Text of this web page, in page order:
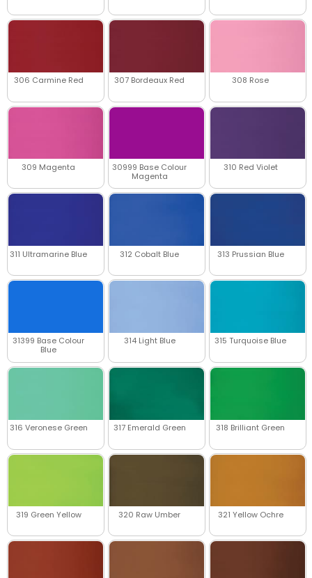
306 Carmine Red 307 Bordeaux Red 308 Rose
309 Magenta
30999 Base Colour
Magenta
310 Red Violet
311 Ultramarine Blue 312 Cobalt Blue 313 Prussian Blue
31399 Base Colour
Blue
314 Light Blue 315 Turquoise Blue
316 Veronese Green 317 Emerald Green 318 Brilliant Green
319 Green Yellow 320 Raw Umber 321 Yellow Ochre